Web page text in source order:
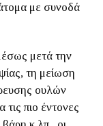
με συνοδά
μετά την
τη μείωση
ουλών
πιο έντονες